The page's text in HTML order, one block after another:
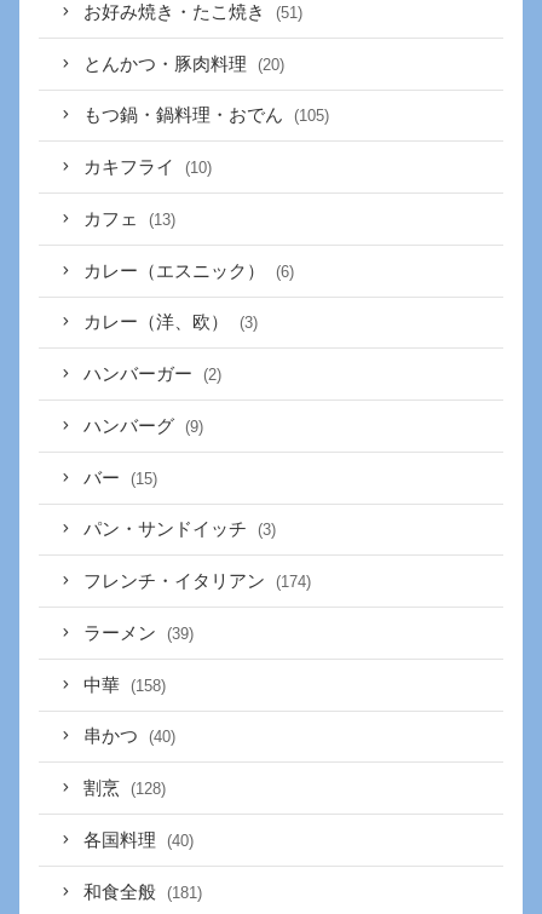
お好み焼き・たこ焼き (51)
とんかつ・豚肉料理 (20)
もつ鍋・鍋料理・おでん (105)
カキフライ (10)
カフェ (13)
カレー（エスニック） (6)
カレー（洋、欧） (3)
ハンバーガー (2)
ハンバーグ (9)
バー (15)
パン・サンドイッチ (3)
フレンチ・イタリアン (174)
ラーメン (39)
中華 (158)
串かつ (40)
割烹 (128)
各国料理 (40)
和食全般 (181)